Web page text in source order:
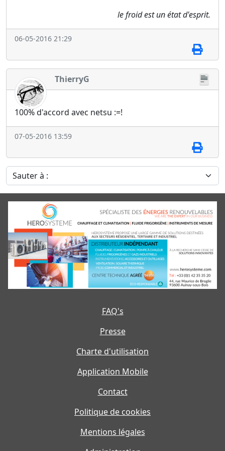
le froid est un état d'esprit.
06-05-2016 21:29
ThierryG
100% d'accord avec netsu :=!
07-05-2016 13:59
Sauter à :
FAQ's
Presse
Charte d'utilisation
Application Mobile
Contact
Politique de cookies
Mentions légales